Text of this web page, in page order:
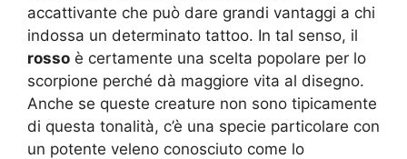
accattivante che può dare grandi vantaggi a chi
indossa un determinato tattoo. In tal senso, il
rosso è certamente una scelta popolare per lo
scorpione perché dà maggiore vita al disegno.
Anche se queste creature non sono tipicamente
di questa tonalità, c’è una specie particolare con
un potente veleno conosciuto come lo